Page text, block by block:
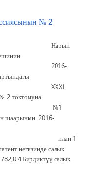
№ 2
2 токтомуна
шаарынын 2016-
киреше
жылга план 1
негизинде салык
4 Бирдиктүү салык